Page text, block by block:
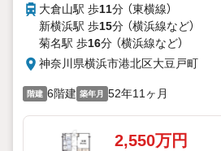
大倉山駅 歩11分 （東横線）
新横浜駅 歩15分 （横浜線など）
菊名駅 歩16分 （横浜線など）
神奈川県横浜市港北区大豆戸町
階建 6階建 築年月 52年11ヶ月
2,550万円